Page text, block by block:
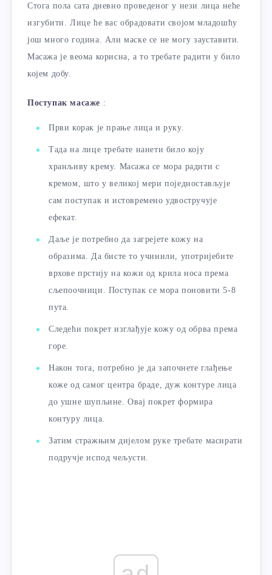
Стога пола сата дневно проведеног у нези лица неће
изгубити. Лице ће вас обрадовати својом младошћу
још много година. Али маске се не могу зауставити.
Масажа је веома корисна, а то требате радити у било
којем добу.
Поступак масаже :
Први корак је прање лица и руку.
Тада на лице требате нанети било коју
хранљиву крему. Масажа се мора радити с
кремом, што у великој мери поједностављује
сам поступак и истовремено удвостручује
ефекат.
Даље је потребно да загрејете кожу на
образима. Да бисте то учинили, употријебите
врхове прстију на кожи од крила носа према
сљепоочници. Поступак се мора поновити 5-8
пута.
Следећи покрет изглађује кожу од обрва према
горе.
Након тога, потребно је да започнете глађење
коже од самог центра браде, дуж контуре лица
до ушне шупљине. Овај покрет формира
контуру лица.
Затим стражњим дијелом руке требате масирати
подручје испод чељусти.